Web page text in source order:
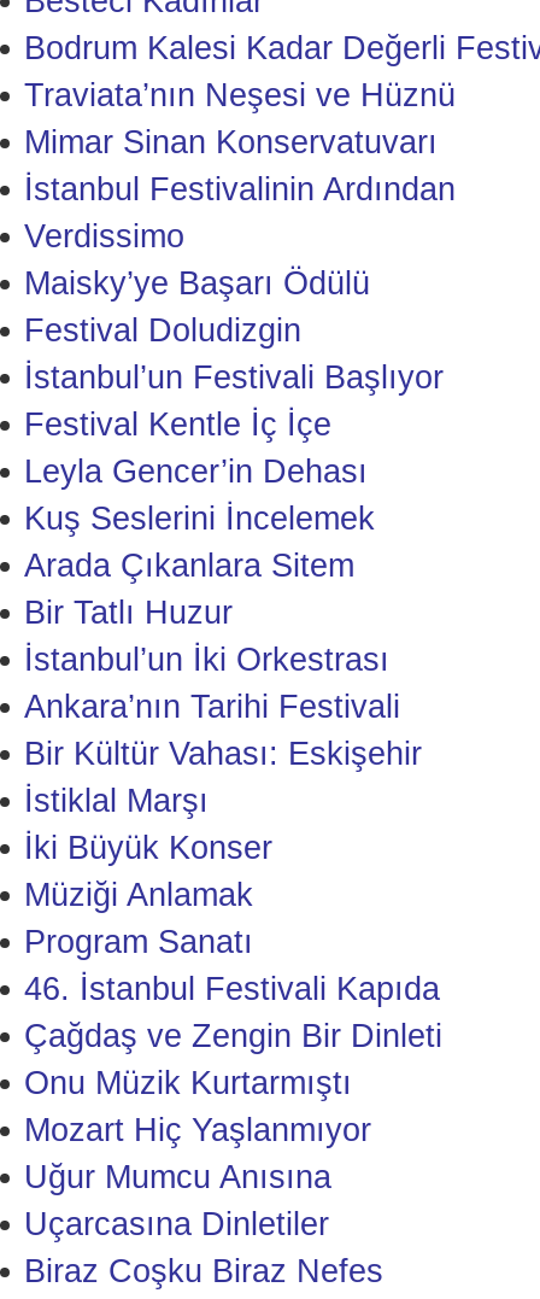
Bodrum Kalesi Kadar Değerli
Traviata’nın Neşesi ve Hüznü
Mimar Sinan Konservatuvarı
İstanbul Festivalinin Ardından
Verdissimo
Maisky’ye Başarı Ödülü
Festival Doludizgin
İstanbul’un Festivali Başlıyor
Festival Kentle İç İçe
Leyla Gencer’in Dehası
Kuş Seslerini İncelemek
Arada Çıkanlara Sitem
Bir Tatlı Huzur
İstanbul’un İki Orkestrası
Ankara’nın Tarihi Festivali
Bir Kültür Vahası: Eskişehir
İstiklal Marşı
İki Büyük Konser
Müziği Anlamak
Program Sanatı
46. İstanbul Festivali Kapıda
Çağdaş ve Zengin Bir Dinleti
Onu Müzik Kurtarmıştı
Mozart Hiç Yaşlanmıyor
Uğur Mumcu Anısına
Uçarcasına Dinletiler
Biraz Coşku Biraz Nefes